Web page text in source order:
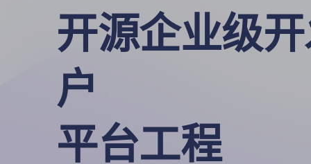
开源企业级
户
平台工程